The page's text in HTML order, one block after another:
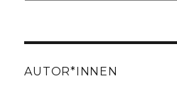
AUTOR*INNEN